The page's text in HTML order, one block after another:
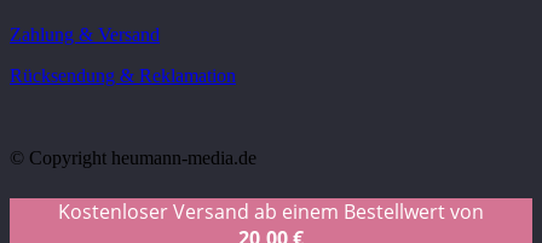
Zahlung & Versand
Rücksendung & Reklamation
© Copyright heumann-media.de
Kostenloser Versand ab einem Bestellwert von